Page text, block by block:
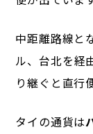
中距離路線と
ル、台北を経
り継ぐと直行
タイの通貨は